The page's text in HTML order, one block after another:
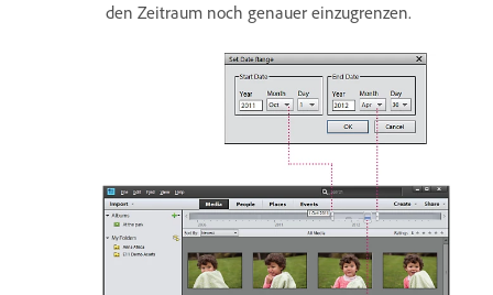
den Zeitraum noch genauer einzugrenzen.